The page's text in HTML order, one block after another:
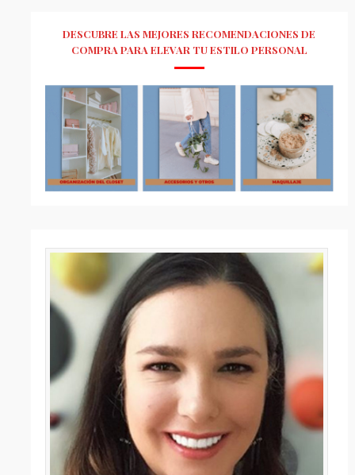
DESCUBRE LAS MEJORES RECOMENDACIONES DE
COMPRA PARA ELEVAR TU ESTILO PERSONAL